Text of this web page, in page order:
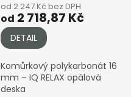
od 2 247 Kč bez DPH
od 2 718,87 Kč
DETAIL
Komůrkový polykarbonát 16
mm – IQ RELAX opálová
deska